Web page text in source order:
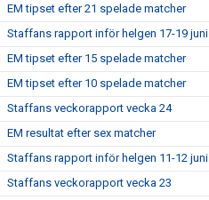
EM tipset efter 21 spelade matcher
Staffans rapport inför helgen 17-19 juni
EM tipset efter 15 spelade matcher
EM tipset efter 10 spelade matcher
Staffans veckorapport vecka 24
EM resultat efter sex matcher
Staffans rapport inför helgen 11-12 juni
Staffans veckorapport vecka 23